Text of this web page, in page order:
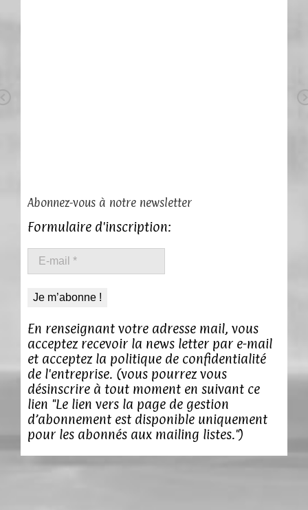
Abonnez-vous à notre newsletter
Formulaire d'inscription:
En renseignant votre adresse mail, vous
acceptez recevoir la news letter par e-mail
et acceptez la politique de confidentialité
de l'entreprise. (vous pourrez vous
désinscrire à tout moment en suivant ce
lien "Le lien vers la page de gestion
d’abonnement est disponible uniquement
pour les abonnés aux mailing listes.")
Politique de confidentialité
Contact
© Copyright2026 | Réalisation du site parAntoine Prabel